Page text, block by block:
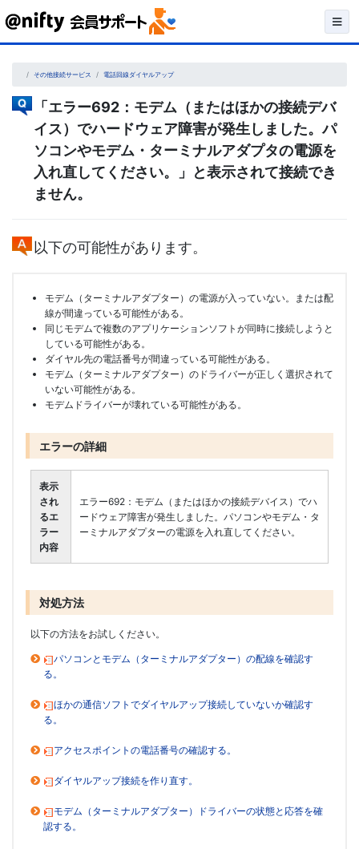
Skip
content その他接続サービス 電話回線ダイヤルアップ
「エラー692：モデム（またはほかの接続デバ
イス）でハードウェア障害が発生しました。パ
ソコンやモデム・ターミナルアダプタの電源を
入れ直してください。」と表示されて接続でき
ません。
以下の可能性があります。
モデム（ターミナルアダプター）の電源が入っていない。または配
線が間違っている可能性がある。
同じモデムで複数のアプリケーションソフトが同時に接続しようと
している可能性がある。
ダイヤル先の電話番号が間違っている可能性がある。
モデム（ターミナルアダプター）のドライバーが正しく選択されて
いない可能性がある。
モデムドライバーが壊れている可能性がある。
エラーの詳細
表示
され
るエ
ラー
内容
エラー692：モデム（またはほかの接続デバイス）でハ
ードウェア障害が発生しました。パソコンやモデム・タ
ーミナルアダプターの電源を入れ直してください。
対処方法
以下の方法をお試しください。
パソコンとモデム（ターミナルアダプター）の配線を確認す
る。
ほかの通信ソフトでダイヤルアップ接続していないか確認す
る。
アクセスポイントの電話番号の確認する。
ダイヤルアップ接続を作り直す。
モデム（ターミナルアダプター）ドライバーの状態と応答を確
認する。